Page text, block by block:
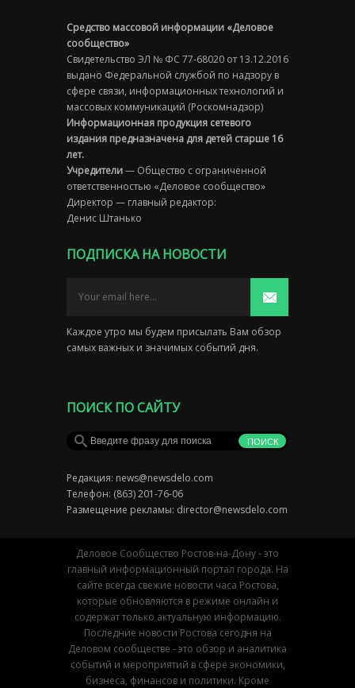
Средство массовой информации «Деловое
сообщество»
Свидетельство ЭЛ № ФС 77-68020 от 13.12.2016
выдано Федеральной службой по надзору в
сфере связи, информационных технологий и
массовых коммуникаций (Роскомнадзор)
Информационная продукция сетевого
издания предназначена для детей старше 16
лет.
Учредители— Общество с ограниченной
ответственностью «Деловое сообщество»
Директор — главный редактор:
Денис Штанько
ПОДПИСКА НА НОВОСТИ
Каждое утро мы будем присылать Вам обзор
самых важных и значимых событий дня.
ПОИСК ПО САЙТУ
Редакция: news@newsdelo.com
Телефон: (863) 201-76-06
Размещение рекламы: director@newsdelo.com
Деловое Сообщество Ростов-на-Дону - это
главный информационный портал города. На
сайте всегда свежие новости часа Ростова,
которые обновляются в режиме онлайн и
содержат только актуальную информацию.
Последние новости Ростова сегодня на
Деловом сообществе - это обзор и аналитика
событий и мероприятий в сфере экономики,
бизнеса, финансов и политики. Кроме